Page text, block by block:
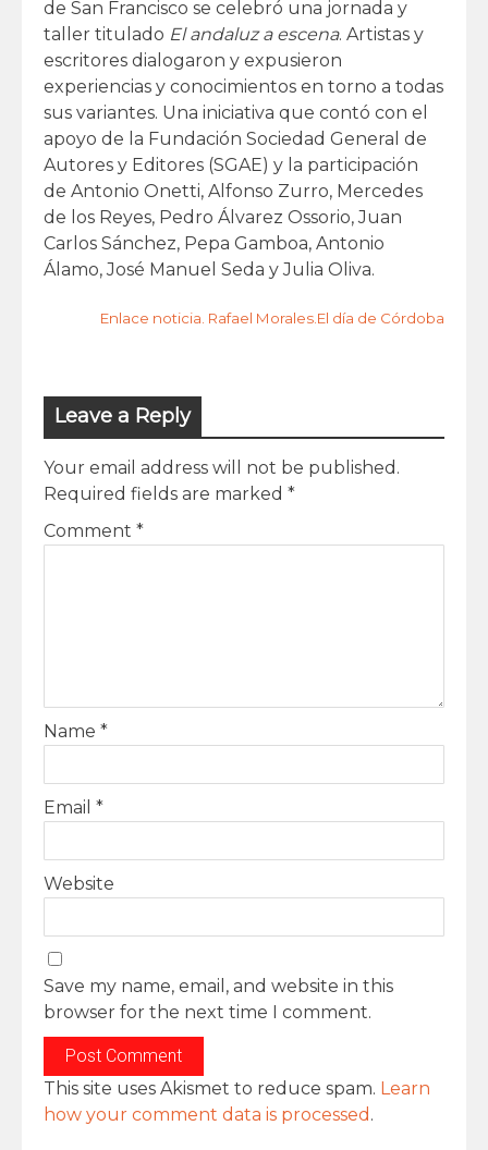
de San Francisco se celebró una jornada y
taller titulado El andaluz a escena. Artistas y
escritores dialogaron y expusieron
experiencias y conocimientos en torno a todas
sus variantes. Una iniciativa que contó con el
apoyo de la Fundación Sociedad General de
Autores y Editores (SGAE) y la participación
de Antonio Onetti, Alfonso Zurro, Mercedes
de los Reyes, Pedro Álvarez Ossorio, Juan
Carlos Sánchez, Pepa Gamboa, Antonio
Álamo, José Manuel Seda y Julia Oliva.
Enlace noticia. Rafael Morales.El día de Córdoba
Leave a Reply
Your email address will not be published.
Required fields are marked *
Comment *
Name *
Email *
Website
Save my name, email, and website in this
browser for the next time I comment.
This site uses Akismet to reduce spam. Learn
how your comment data is processed .